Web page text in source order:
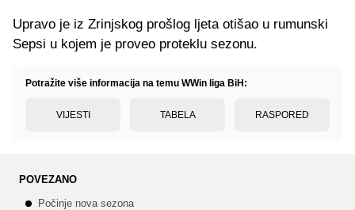
Upravo je iz Zrinjskog prošlog ljeta otišao u rumunski
Sepsi u kojem je proveo proteklu sezonu.
Potražite više informacija na temu WWin liga BiH:
VIJESTI TABELA RASPORED
POVEZANO
Počinje nova sezona